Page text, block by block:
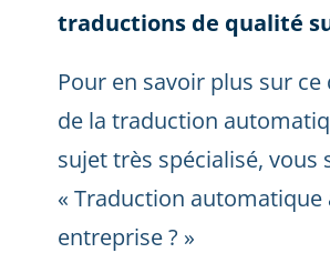
traductions de qualité
Pour en savoir plus sur
de la traduction
sujet très spécialisé,
« Traduction automatique
entreprise ? »